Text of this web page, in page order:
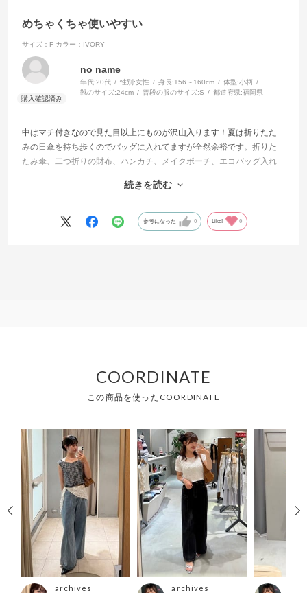
めちゃくちゃ使いやすい
サイズ：F カラー：IVORY
no name
年代:20代 性別:女性 身長:156～160cm 体型:小柄
靴のサイズ:24cm 普段の服のサイズ:S 都道府県:福岡県
中はマチ付きなので見た目以上にものが沢山入ります！夏は折りたた
みの日傘を持ち歩くのでバッグに入れてますが全然余裕です。折りた
たみ傘、二つ折りの財布、ハンカチ、メイクポーチ、エコバッグ入れ
しやすいアクセサリーとかを入れたりしてます！迷ってるなら買うの
続きを読む
参考になった 0 Like! 0
COORDINATE
この商品を使ったCOORDINATE
archives archives